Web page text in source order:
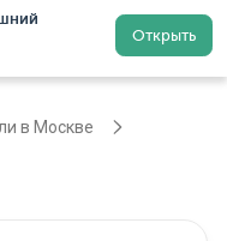
Открыть
Регистрация
в Москве